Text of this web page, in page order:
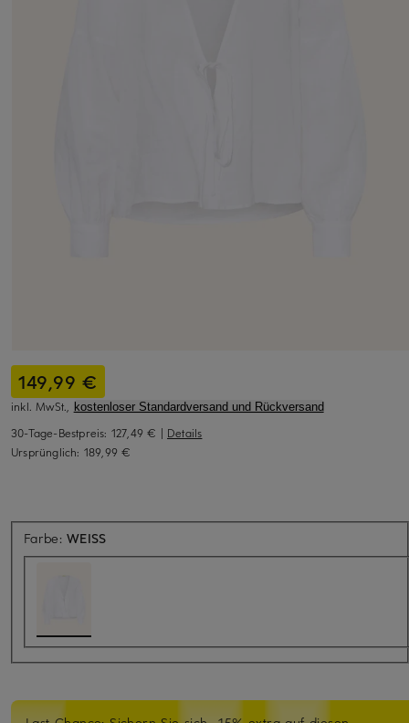
149,99 €
inkl. MwSt., kostenloser Standardversand und Rückversand
30-Tage-Bestpreis: 127,49 € | Details
Ursprünglich: 189,99 €
Farbe:WEISS